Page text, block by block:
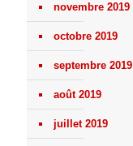
novembre 2019
octobre 2019
septembre 2019
août 2019
juillet 2019